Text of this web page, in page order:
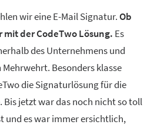
wir eine E-Mail Signatur.Ob
der CodeTwo Lösung. Es
des Unternehmens und
Besonders klasse
die Signaturlösung für die
Bis jetzt war das noch nicht so toll
und es war immer ersichtlich,